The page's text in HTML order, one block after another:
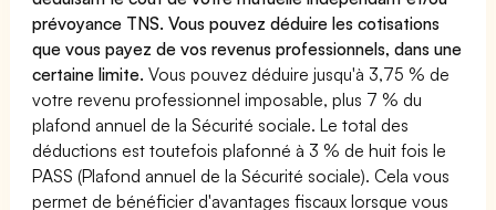
prévoyance TNS. Vous pouvez déduire les cotisations
que vous payez de vos revenus professionnels, dans une
certaine limite.Vous pouvez déduire jusqu'à 3,75 % de
votre revenu professionnel imposable, plus 7 % du
plafond annuel de la Sécurité sociale. Le total des
déductions est toutefois plafonné à 3 % de huit fois le
PASS (Plafond annuel de la Sécurité sociale). Cela vous
permet de bénéficier d'avantages fiscaux lorsque vous